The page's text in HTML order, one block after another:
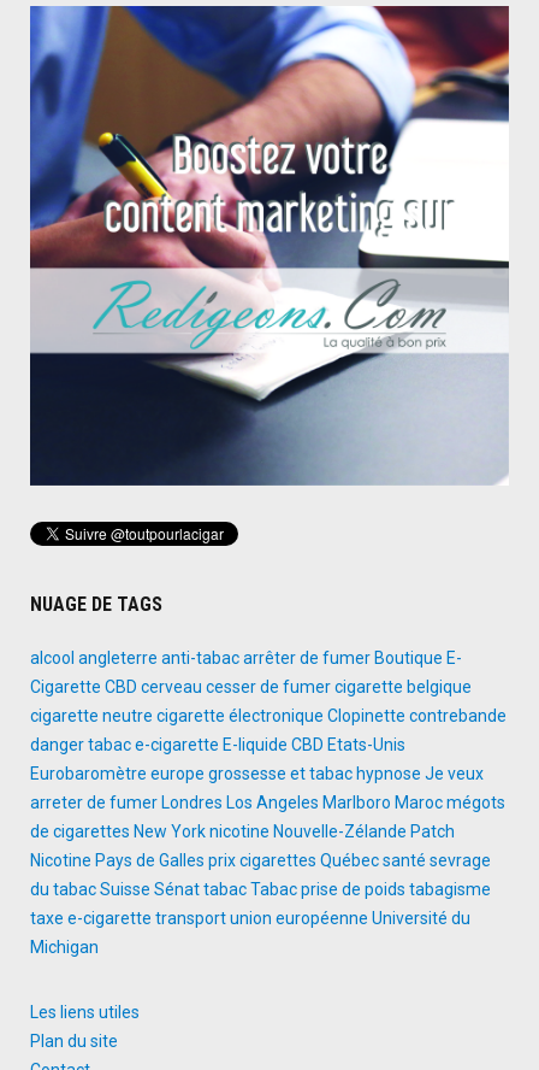
NUAGE DE TAGS
alcool angleterre anti-tabacarrêter de fumerBoutique E-
Cigarette CBD cerveau cesser de fumercigarette belgique
cigarette neutre cigarette électronique Clopinette contrebande
danger tabace-cigarette E-liquide CBD Etats-Unis
Eurobaromètre europe grossesse et tabachypnose Je veux
arreter de fumerLondres Los Angeles Marlboro Marocmégots
de cigarettes New Yorknicotine Nouvelle-Zélande Patch
Nicotine Pays de Galles prix cigarettes Québecsanté sevrage
du tabacSuisse SénattabacTabac prise de poids tabagisme
taxe e-cigarette transportunion européenne Université du
Michigan
Les liens utiles
Plan du site